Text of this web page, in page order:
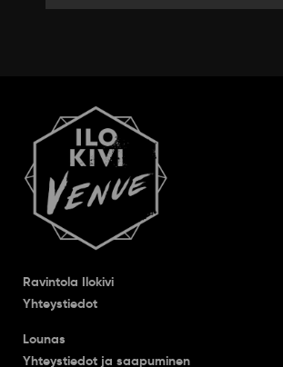
Ravintola Ilokivi
Yhteystiedot
Lounas
Yhteystiedot ja saapuminen